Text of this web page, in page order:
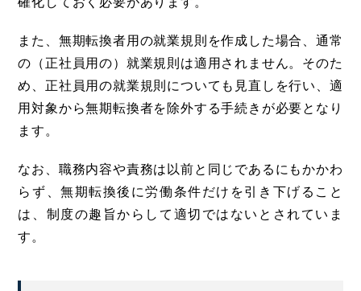
また、無期転換者用の就業規則を作成した場合、通常
の（正社員用の）就業規則は適用されません。そのた
め、正社員用の就業規則についても見直しを行い、適
用対象から無期転換者を除外する手続きが必要となり
ます。
なお、職務内容や責務は以前と同じであるにもかかわ
らず、無期転換後に労働条件だけを引き下げること
は、制度の趣旨からして適切ではないとされていま
す。